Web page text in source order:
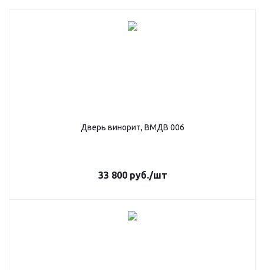
Дверь винорит, ВМДВ 006
33 800руб./шт